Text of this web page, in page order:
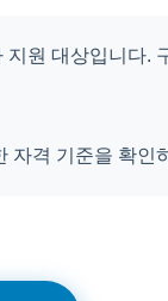
원 대상입니다.
자격 기준을 확인